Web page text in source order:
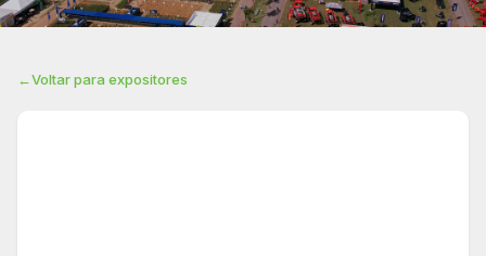
←Voltar para expositores